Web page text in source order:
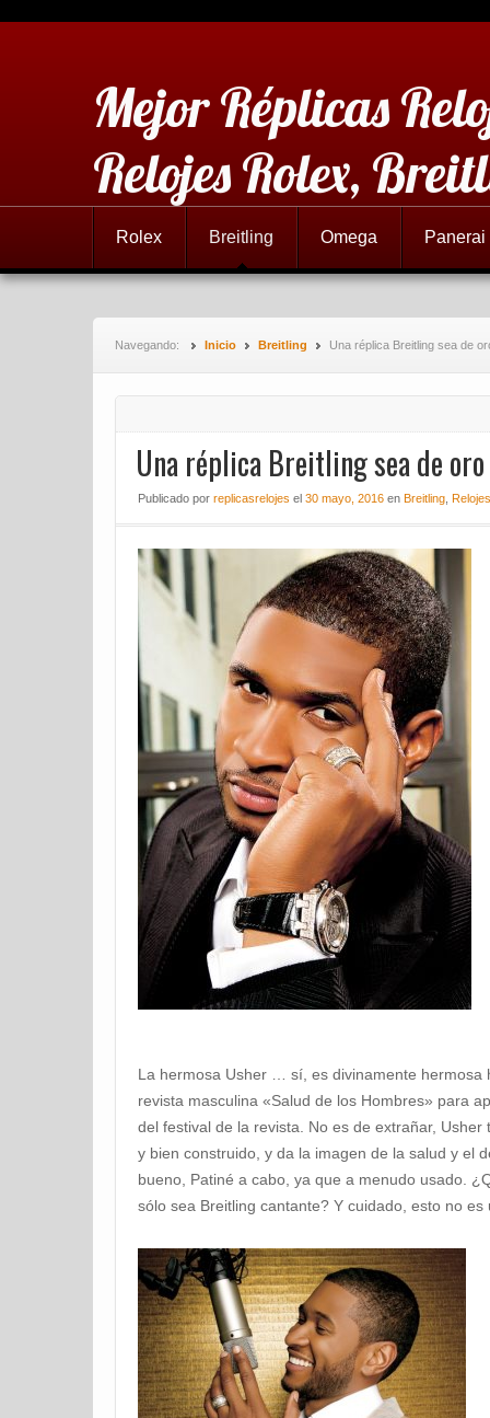
Mejor Réplicas
Relojes Rolex,
Rolex Breitling Omega Panerai
Navegando: Inicio Breitling Una réplica Breitling sea de
Una réplica Breitling sea de oro
Publicado por replicasrelojes el 30 mayo, 2016 en Breitling
La hermosa Usher … sí, es divinamente hermosa
revista masculina «Salud de los Hombres» para
del festival de la revista. No es de extrañar,
y bien construido, y da la imagen de la salud y el
bueno, Patiné a cabo, ya que a menudo usado.
sólo sea Breitling cantante? Y cuidado, esto no es